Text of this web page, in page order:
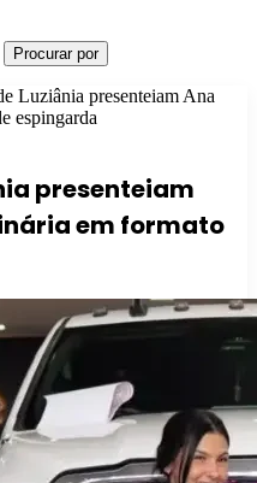
Procurar por
Luziânia presenteiam Ana
espingarda
presenteiam
em formato